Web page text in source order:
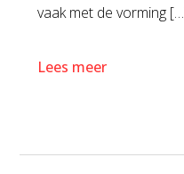
vaak met de vorming
Lees meer